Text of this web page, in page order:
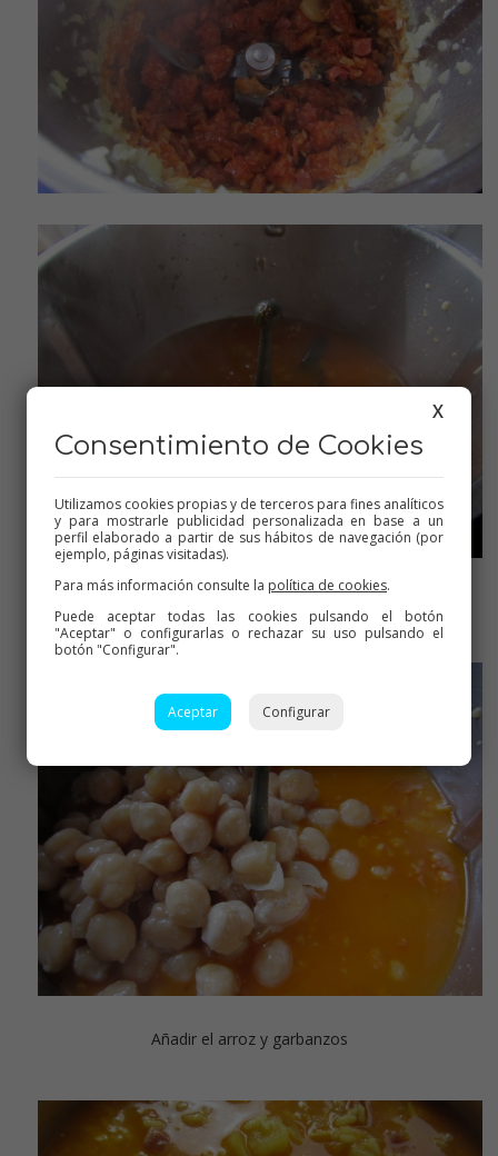
Cuando esté el caldo hirviendo
Añadir el arroz y garbanzos
X
Consentimiento de Cookies
Utilizamos cookies propias y de terceros para fines analíticos
y para mostrarle publicidad personalizada en base a un
perfil elaborado a partir de sus hábitos de navegación (por
ejemplo, páginas visitadas).
Para más información consulte la política de cookies.
Puede aceptar todas las cookies pulsando el botón
"Aceptar" o configurarlas o rechazar su uso pulsando el
botón "Configurar".
Aceptar Configurar